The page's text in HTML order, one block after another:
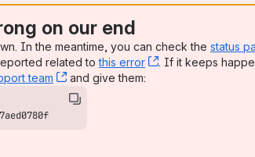
on our end
In the meantime, you can check the status
related tothis error , (opens new
. If it keeps
team , (opens new window)
and give them: